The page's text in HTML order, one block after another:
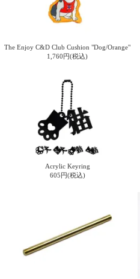
The Enjoy C&D Club Cushion "Dog/Orange"
1,760円(税込)
Acrylic Keyring
605円(税込)